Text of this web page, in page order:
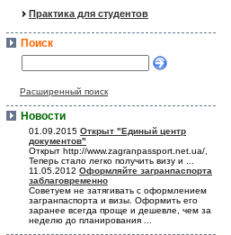
Практика для студентов
Поиск
Расширенный поиск
Новости
01.09.2015 Открыт "Единый центр
документов"
Открыт http://www.zagranpassport.net.ua/,
Теперь стало легко получить визу и ...
11.05.2012 Оформляйте загранпаспорта
заблаговременно
Советуем не затягивать с оформлением
загранпаспорта и визы. Оформить его
заранее всегда проще и дешевле, чем за
неделю до планирования ...